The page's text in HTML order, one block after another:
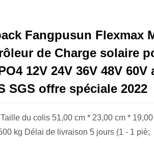
Fangpusun Flexmax
de Charge solaire
12V 24V 36V 48V 60V
SGS offre spéciale 2022
du colis 51,00 cm * 23,00 cm *
kg Délai de livraison 5 jours (1 - 1 piè;